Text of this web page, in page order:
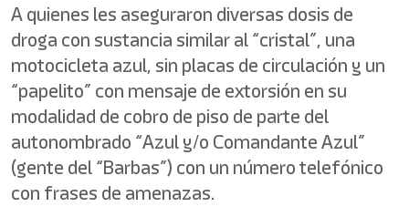
A quienes les aseguraron diversas dosis de
droga con sustancia similar al “cristal”, una
motocicleta azul, sin placas de circulación y un
“papelito” con mensaje de extorsión en su
modalidad de cobro de piso de parte del
autonombrado “Azul y/o Comandante Azul”
(gente del “Barbas”) con un número telefónico
con frases de amenazas.